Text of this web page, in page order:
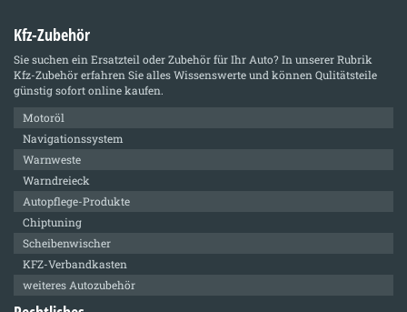
Kfz-Zubehör
Sie suchen ein Ersatzteil oder Zubehör für Ihr Auto? In unserer Rubrik
Kfz-Zubehörerfahren Sie alles Wissenswerte und können Qulitätsteile
günstig sofort online kaufen.
Motoröl
Navigationssystem
Warnweste
Warndreieck
Autopflege-Produkte
Chiptuning
Scheibenwischer
KFZ-Verbandkasten
weiteres Autozubehör